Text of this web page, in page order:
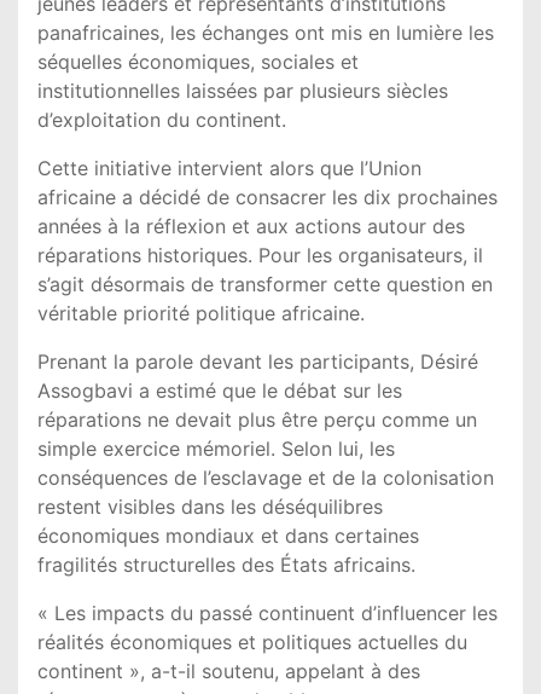
panafricaines, les échanges ont mis en lumière les
séquelles économiques, sociales et
institutionnelles laissées par plusieurs siècles
d’exploitation du continent.
Cette initiative intervient alors que l’Union
africaine a décidé de consacrer les dix prochaines
années à la réflexion et aux actions autour des
réparations historiques. Pour les organisateurs, il
s’agit désormais de transformer cette question en
véritable priorité politique africaine.
Prenant la parole devant les participants, Désiré
Assogbavi a estimé que le débat sur les
réparations ne devait plus être perçu comme un
simple exercice mémoriel. Selon lui, les
conséquences de l’esclavage et de la colonisation
restent visibles dans les déséquilibres
économiques mondiaux et dans certaines
fragilités structurelles des États africains.
« Les impacts du passé continuent d’influencer les
réalités économiques et politiques actuelles du
continent », a-t-il soutenu, appelant à des